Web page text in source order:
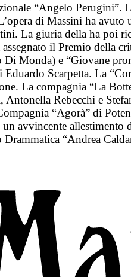
“Angelo Perugini”.
di Massini ha
La giuria della ha poi
il Premio della
Monda) e “Giovane
Scarpetta. La
La compagnia “La
Rebecchi e
“Agorà” di
avvincente
“Andrea